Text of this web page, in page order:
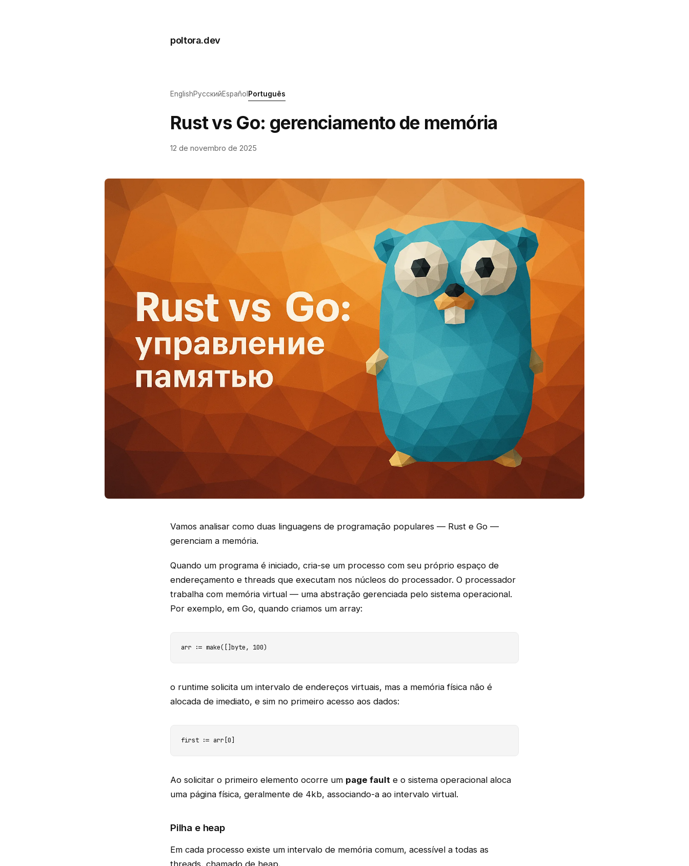
poltora.dev
EnglishРусскийEspañol Português
Rust vs Go: gerenciamento de memória
12 de novembro de 2025
Vamos analisar como duas linguagens de programação populares — Rust e Go —
gerenciam a memória.
Quando um programa é iniciado, cria-se um processo com seu próprio espaço de
endereçamento e threads que executam nos núcleos do processador. O processador
trabalha com memória virtual — uma abstração gerenciada pelo sistema operacional.
Por exemplo, em Go, quando criamos um array:
arr := make([]byte, 100)
o runtime solicita um intervalo de endereços virtuais, mas a memória física não é
alocada de imediato, e sim no primeiro acesso aos dados:
first := arr[0]
Ao solicitar o primeiro elemento ocorre um page fault e o sistema operacional aloca
uma página física, geralmente de 4kb, associando-a ao intervalo virtual.
Pilha e heap
Em cada processo existe um intervalo de memória comum, acessível a todas as
threads, chamado de heap.